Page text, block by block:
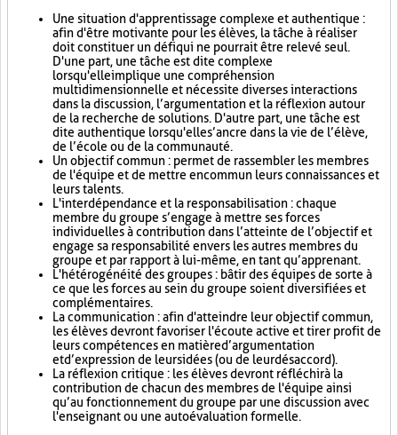
Une situation d'apprentissage complexe et authentique :
afin d'être motivante pour les élèves, la tâche à réaliser
doit constituer un défi qui ne pourrait être relevé seul.
D'une part, une tâche est dite complexe
lorsqu'elle implique une compréhension
multidimensionnelle et nécessite diverses interactions
dans la discussion, l’argumentation et la réflexion autour
de la recherche de solutions. D'autre part, une tâche est
dite authentique lorsqu'elle s’ancre dans la vie de l’élève,
de l’école ou de la communauté.
Un objectif commun : permet de rassembler les membres
de l'équipe et de mettre en commun leurs connaissances et
leurs talents.
L'interdépendance et la responsabilisation : chaque
membre du groupe s’engage à mettre ses forces
individuelles à contribution dans l’atteinte de l’objectif et
engage sa responsabilité envers les autres membres du
groupe et par rapport à lui-même, en tant qu’apprenant.
L'hétérogénéité des groupes : bâtir des équipes de sorte à
ce que les forces au sein du groupe soient diversifiées et
complémentaires.
La communication : afin d'atteindre leur objectif commun,
les élèves devront favoriser l'écoute active et tirer profit de
leurs compétences en matière d’argumentation
et d’expression de leurs idées (ou de leur désaccord).
La réflexion critique : les élèves devront réfléchir à la
contribution de chacun des membres de l'équipe ainsi
qu’au fonctionnement du groupe par une discussion avec
l'enseignant ou une autoévaluation formelle.